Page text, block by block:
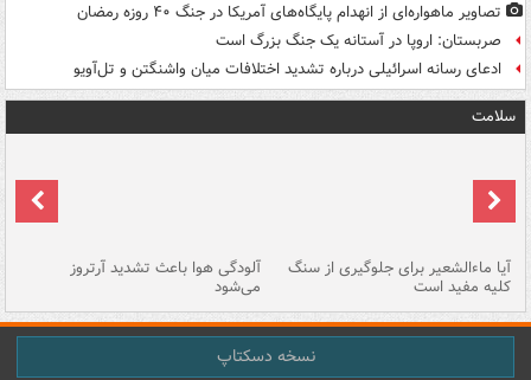
تصاویر ماهواره‌ای از انهدام پایگاه‌های آمریکا در جنگ ۴۰ روزه رمضان
صربستان: اروپا در آستانه یک جنگ بزرگ است
ادعای رسانه اسرائیلی درباره تشدید اختلافات میان واشنگتن و تل‌آویو
سلامت
آیا ماءالشعیر برای جلوگیری از سنگ
کلیه مفید است
آلودگی هوا باعث تشدید آرتروز
می‌شود
نسخه دسکتاپ